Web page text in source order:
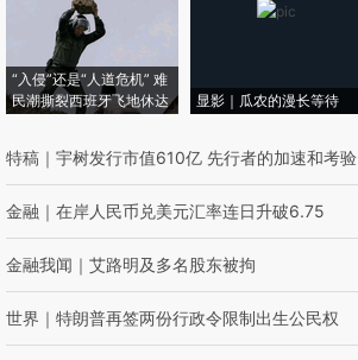
“入侵”还是“人道危机” 难
民潮撕裂西班牙飞地休达
显影｜瓜农的漫长等待
特稿 ｜ 宇树发行市值610亿 先行者的加速和考验
金融 ｜ 在岸人民币兑美元汇率连日升破6.75
金融我闻 ｜ 艾路明及多名股东被拘
世界 ｜ 特朗普再签两份行政令限制出生公民权